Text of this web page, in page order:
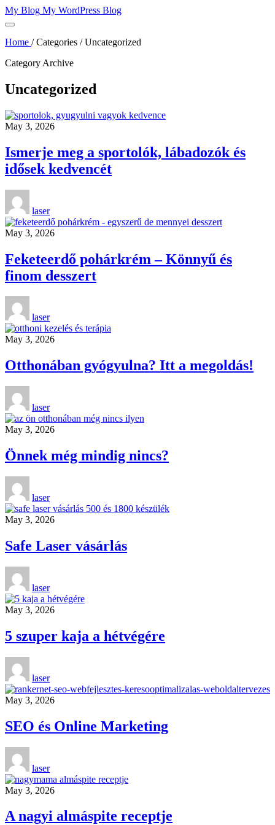
Skip
to
My Blog My WordPress Blog
Home / Categories / Uncategorized
Category Archive
Uncategorized
May 3, 2026
Ismerje meg a sportolók, lábadozók és
idősek kedvencét
laser
May 3, 2026
Feketeerdő pohárkrém – Könnyű és
finom desszert
laser
May 3, 2026
Otthonában gyógyulna? Itt a megoldás!
laser
May 3, 2026
Önnek még mindig nincs?
laser
May 3, 2026
Safe Laser vásárlás
laser
May 3, 2026
5 szuper kaja a hétvégére
laser
May 3, 2026
SEO és Online Marketing
laser
May 3, 2026
A nagyi almáspite receptje